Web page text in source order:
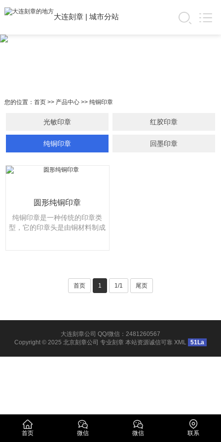
大连刻章| 城市分站
您的位置： 首页>> 产品中心>> 纯铜印章
光敏印章 红胶印章
纯铜印章 回墨印章
圆形纯铜印章
纯铜印章是一种传统的印章类
型，它的印章头是由铜材料制成
首页 1 1/1 尾页
大连刻章公司 QQ/微信：2481260567
Copyright © 2025 北京刻章公司 专业刻章 本站资源诚信可靠 XML 51La
首页 微信 微信 联系